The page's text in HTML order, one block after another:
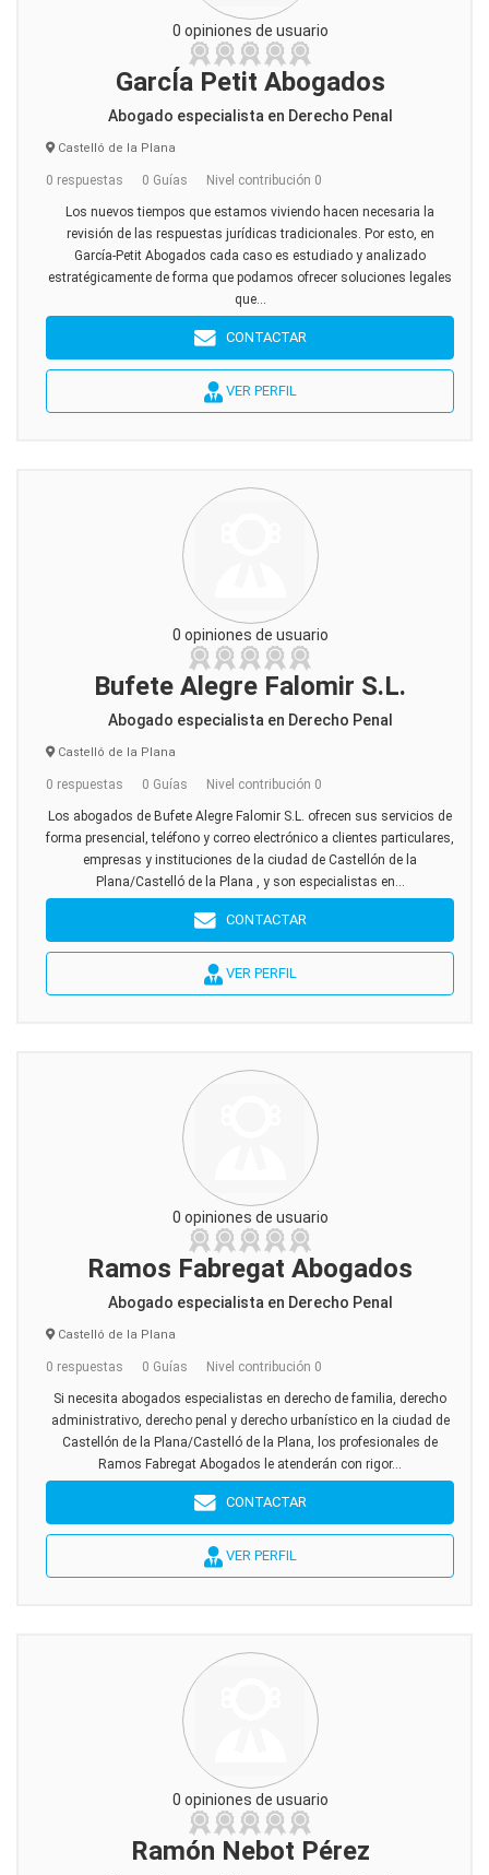
0 opiniones de usuario
GarcÍa Petit Abogados
Abogado especialista en Derecho Penal
Castelló de la Plana
0 respuestas 0 Guías Nivel contribución 0
Los nuevos tiempos que estamos viviendo hacen necesaria la
revisión de las respuestas jurídicas tradicionales. Por esto, en
García-Petit Abogados cada caso es estudiado y analizado
estratégicamente de forma que podamos ofrecer soluciones legales
que...
CONTACTAR
VER PERFIL
0 opiniones de usuario
Bufete Alegre Falomir S.L.
Abogado especialista en Derecho Penal
Castelló de la Plana
0 respuestas 0 Guías Nivel contribución 0
Los abogados de Bufete Alegre Falomir S.L. ofrecen sus servicios de
forma presencial, teléfono y correo electrónico a clientes particulares,
empresas y instituciones de la ciudad de Castellón de la
Plana/Castelló de la Plana , y son especialistas en...
CONTACTAR
VER PERFIL
0 opiniones de usuario
Ramos Fabregat Abogados
Abogado especialista en Derecho Penal
Castelló de la Plana
0 respuestas 0 Guías Nivel contribución 0
Si necesita abogados especialistas en derecho de familia, derecho
administrativo, derecho penal y derecho urbanístico en la ciudad de
Castellón de la Plana/Castelló de la Plana, los profesionales de
Ramos Fabregat Abogados le atenderán con rigor...
CONTACTAR
VER PERFIL
0 opiniones de usuario
Ramón Nebot Pérez